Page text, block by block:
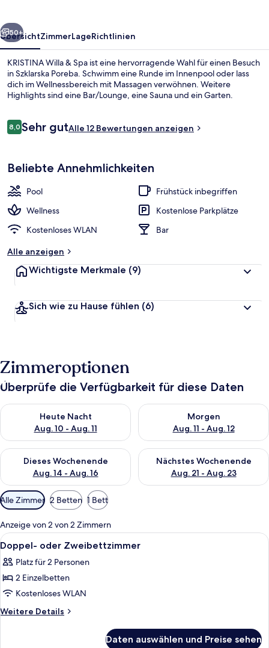
Innenpool
Weiter
50+
ÜbersichtZimmerLageRichtlinien
KRISTINA Willa & Spa ist eine hervorragende Wahl für einen Besuch
in Szklarska Poreba. Schwimm eine Runde im Innenpool oder lass
dich im Wellnessbereich mit Massagen verwöhnen. Weitere
Highlights sind eine Bar/Lounge, eine Sauna und ein Garten.
Bewertungen
8,08,0 von 10.
Sehr gutAlle 12 Bewertungen anzeigen
Beliebte Annehmlichkeiten
Pool
Frühstück inbegriffen
Wellness
Kostenlose Parkplätze
Kostenloses WLAN
Bar
Alle anzeigen
Wichtigste Merkmale (9)
Sich wie zu Hause fühlen (6)
Zimmeroptionen
Überprüfe die Verfügbarkeit für diese Daten
Heute Nacht
Aug. 10 - Aug. 11
Überprüfe die Verfügbarkeit für heute Nacht, Aug. 10 - Aug.
Morgen
Aug. 11 - Aug. 12
Überprüfe die Verfügbarkeit
Dieses Wochenende
Aug. 14 - Aug. 16
Überprüfe die Verfügbarkeit für dieses Wochenende, Aug. 14
Nächstes Wochenende
Aug. 21 - Aug. 23
Überprüfe die Verfügbarkeit
Verfügbare
Filter
für
Zimmer
Alle Zimmer 2 Betten 1 Bett
Anzeige von 2 von 2 Zimmern
Alle
Fotos
für
Doppel-
oder
Zweibettzimmer
Ein modernes Hotelzimmer mit Bett,
3
Doppel- oder Zweibettzimmer
Platz für 2 Personen
2 Einzelbetten
Kostenloses WLAN
Weitere Details
Weitere
Daten auswählen und Preise sehen